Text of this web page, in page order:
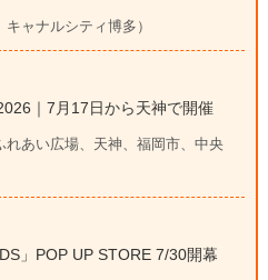
ャナルシティ博多）
｜7月17日から天神で開催
あい広場、天神、福岡市、中央
」POP UP STORE 7/30開幕